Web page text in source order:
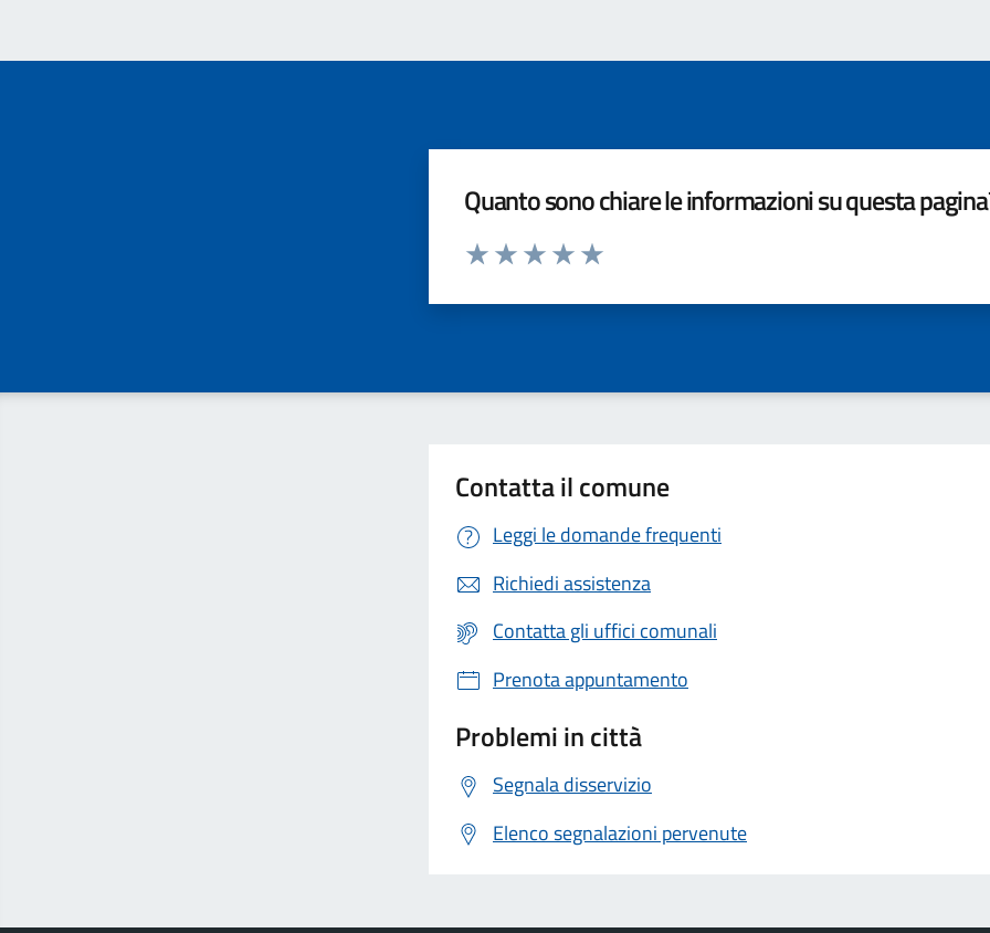
Quanto sono chiare le informazioni su questa
Valuta da 1 a 5 stelle la pagina
Contatta il comune
Leggi le domande frequenti
Richiedi assistenza
Contatta gli uffici comunali
Prenota appuntamento
Problemi in città
Segnala disservizio
Elenco segnalazioni pervenute